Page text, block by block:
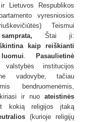
Lietuvos Respublikos
vyresniosios
Teismui
Štai ji:
kaip reiškianti
.Pasaulietinė
institucijos
vadovybe, tačiau
bendruomenėmis,
ir nuoateistinės
kokią religijos įtaką
(kurioje religijų